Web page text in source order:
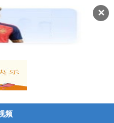
✕
频